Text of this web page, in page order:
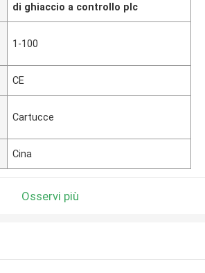
di ghiaccio a controllo plc
1-100
CE
Cartucce
Cina
Osservi più